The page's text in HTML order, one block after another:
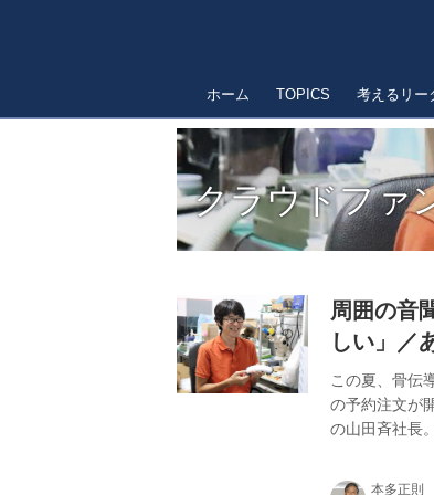
ホーム TOPICS 考えるリー
クラウドファ
周囲の音
しい」／
この夏、骨伝
の予約注文が
の山田斉社長
本多正則